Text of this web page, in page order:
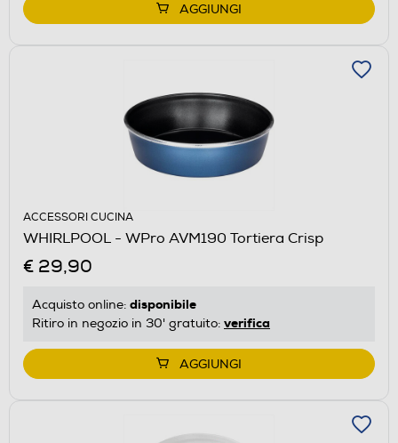
AGGIUNGI
ACCESSORI CUCINA
WHIRLPOOL - WPro AVM190 Tortiera Crisp
€ 29,90
Acquisto online: disponibile
Ritiro in negozio in 30' gratuito: verifica
AGGIUNGI